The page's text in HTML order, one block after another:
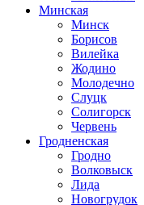
Минская
Минск
Борисов
Вилейка
Жодино
Молодечно
Слуцк
Солигорск
Червень
Гродненская
Гродно
Волковыск
Лида
Новогрудок